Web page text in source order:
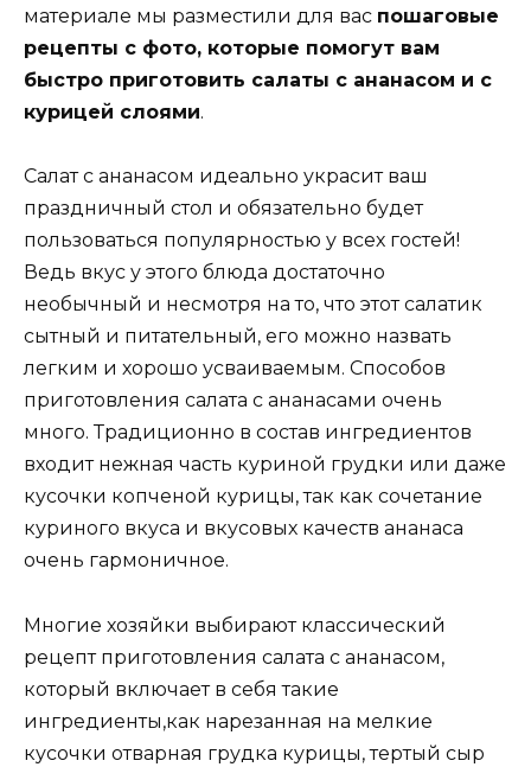
материале мы разместили для вас пошаговые
рецепты с фото, которые помогут вам
быстро приготовить салаты с ананасом и с
курицей слоями.
Салат с ананасом идеально украсит ваш
праздничный стол и обязательно будет
пользоваться популярностью у всех гостей!
Ведь вкус у этого блюда достаточно
необычный и несмотря на то, что этот салатик
сытный и питательный, его можно назвать
легким и хорошо усваиваемым. Способов
приготовления салата с ананасами очень
много. Традиционно в состав ингредиентов
входит нежная часть куриной грудки или даже
кусочки копченой курицы, так как сочетание
куриного вкуса и вкусовых качеств ананаса
очень гармоничное.
Многие хозяйки выбирают классический
рецепт приготовления салата с ананасом,
который включает в себя такие
ингредиенты,как нарезанная на мелкие
кусочки отварная грудка курицы, тертый сыр